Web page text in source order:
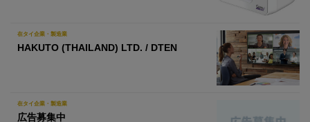
在タイ企業・製造業
HAKUTO (THAILAND) LTD. / DTEN
在タイ企業・製造業
広告募集中